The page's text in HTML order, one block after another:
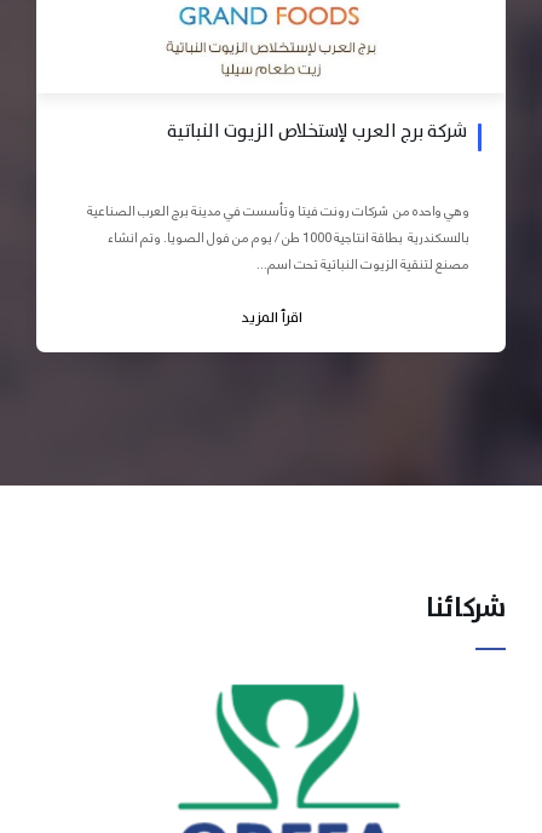
شركة برج العرب لإستخلاص الزيوت النباتية
وهي واحده من شركات رونت فيتا وتأسست في مدينة برج العرب الصناعية
بالاسكندرية بطاقة انتاجية 1000 طن / يوم من فول الصويا. وتم انشاء
مصنع لتنقية الزيوت النباتية تحت اسم...
اقرأ المزيد
شركائنا